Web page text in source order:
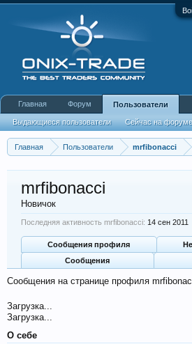
Главная Пользователи mrfibonacci
mrfibonacci
Новичок
Последняя активность mrfibonacci: 14 сен 2011
Сообщения профиля
Сообщения
Сообщения на странице профиля
Загрузка...
Загрузка...
О себе
Главная Форум Пользователи
Выдающиеся пользователи Сейчас на форуме
Недавняя активность Новые сообщения